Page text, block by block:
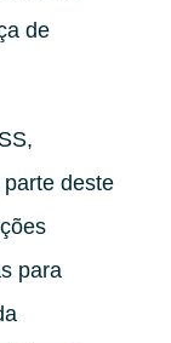
de
deste
para